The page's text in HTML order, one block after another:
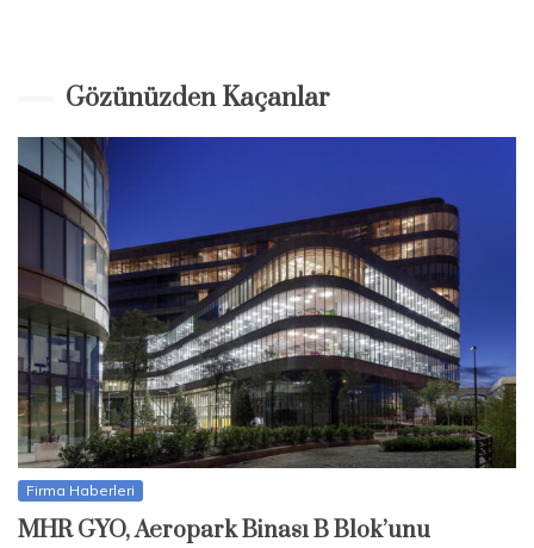
Gözünüzden Kaçanlar
Firma Haberleri
MHR GYO, Aeropark Binası B Blok’unu